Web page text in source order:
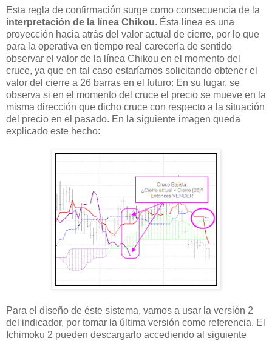
Esta regla de confirmación surge como consecuencia de la
interpretación de la línea Chikou. Ésta línea es una
proyección hacia atrás del valor actual de cierre, por lo que
para la operativa en tiempo real carecería de sentido
observar el valor de la línea Chikou en el momento del
cruce, ya que en tal caso estaríamos solicitando obtener el
valor del cierre a 26 barras en el futuro: En su lugar, se
observa si en el momento del cruce el precio se mueve en la
misma dirección que dicho cruce con respecto a la situación
del precio en el pasado. En la siguiente imagen queda
explicado este hecho:
Para el diseño de éste sistema, vamos a usar la versión 2
del indicador, por tomar la última versión como referencia. El
Ichimoku 2 pueden descargarlo accediendo al siguiente